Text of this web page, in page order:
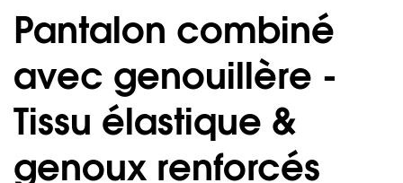
Pantalon combiné
avec genouillère -
Tissu élastique &
genoux renforcés